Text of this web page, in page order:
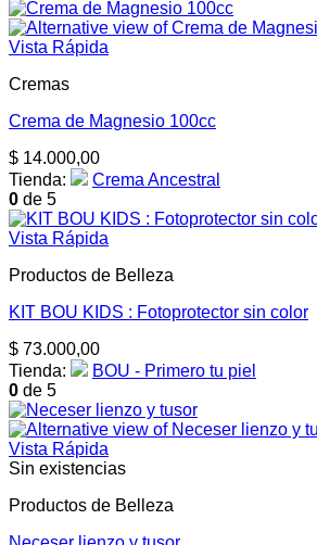
Vista Rápida
Cremas
Crema de Magnesio 100cc
$ 14.000,00
Tienda:
Crema Ancestral
0 de 5
Vista Rápida
Productos de Belleza
KIT BOU KIDS : Fotoprotector sin color
$ 73.000,00
Tienda:
BOU - Primero tu piel
0 de 5
Vista Rápida
Sin existencias
Productos de Belleza